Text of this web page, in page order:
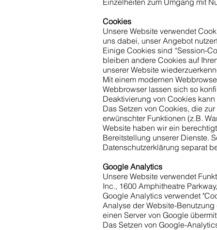
Einzelheiten zum Umgang mit
Cookies
Unsere Website verwendet
uns dabei, unser Angebot
Einige Cookies sind “Session-
bleiben andere Cookies auf
unserer Website
Mit einem modernen
Webbrowser lassen sich so
Deaktivierung von Cookies
Das Setzen von Cookies, die
erwünschter Funktionen (z.B.
Website haben wir ein
Bereitstellung unserer Dienste.
Datenschutzerklärung separat
Google Analytics
Unsere Website verwendet
Inc., 1600 Amphitheatre
Google Analytics verwendet
Analyse der Website-
einen Server von Google
Das Setzen von Google-